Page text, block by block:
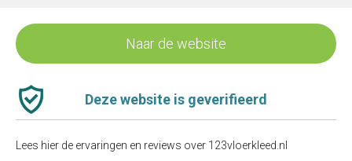
Naar de website
Deze website is geverifieerd
Lees hier de ervaringen en reviews over 123vloerkleed.nl